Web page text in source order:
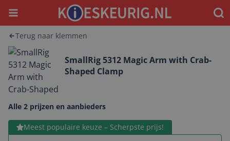
Menu
Terug naar klemmen
SmallRig 5312 Magic Arm with Crab-
Shaped Clamp
Alle 2 prijzen en aanbieders
Meest populaire keuze – Scherpste prijs!
Bekijk product